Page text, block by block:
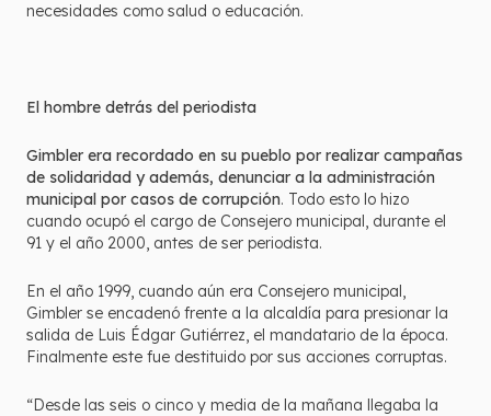
necesidades como salud o educación.
El hombre detrás del periodista
Gimbler era recordado en su pueblo por realizar campañas
de solidaridad y además, denunciar a la administración
municipal por casos de corrupción. Todo esto lo hizo
cuando ocupó el cargo de Consejero municipal, durante el
91 y el año 2000, antes de ser periodista.
En el año 1999, cuando aún era Consejero municipal,
Gimbler se encadenó frente a la alcaldía para presionar la
salida de Luis Édgar Gutiérrez, el mandatario de la época.
Finalmente este fue destituido por sus acciones corruptas.
“Desde las seis o cinco y media de la mañana llegaba la